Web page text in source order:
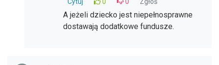
A jeżeli dziecko jest niepełnosprawne
dostawają dodatkowe fundusze.